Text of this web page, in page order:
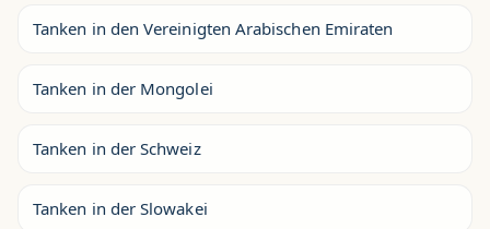
Tanken in den Vereinigten Arabischen Emiraten
Tanken in der Mongolei
Tanken in der Schweiz
Tanken in der Slowakei